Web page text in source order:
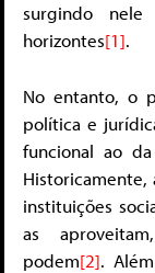
surgindo nele
horizontes[1].
No entanto, o
política e
funcional ao
Historicamente,
instituições
as
podem[2].